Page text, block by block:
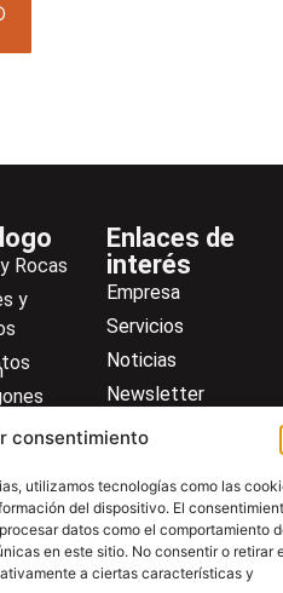
consentimiento
utilizamos tecnologías como las
del dispositivo. El
datos como el comportamiento
en este sitio. No consentir o retirar
a ciertas características y
Rocas
y
general
Enlaces de
interés
Empresa
Servicios
Noticias
Newsletter
Descargas
Centro de ayuda